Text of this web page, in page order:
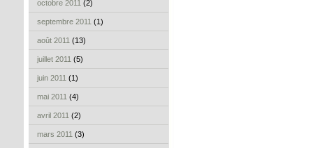
octobre 2011 (2)
septembre 2011 (1)
août 2011 (13)
juillet 2011 (5)
juin 2011 (1)
mai 2011 (4)
avril 2011 (2)
mars 2011 (3)